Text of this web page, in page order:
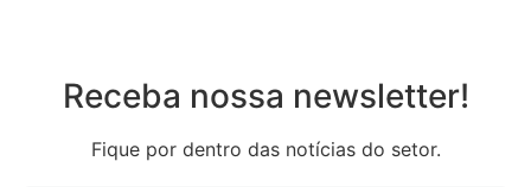
Receba nossa newsletter!
Fique por dentro das notícias do setor.